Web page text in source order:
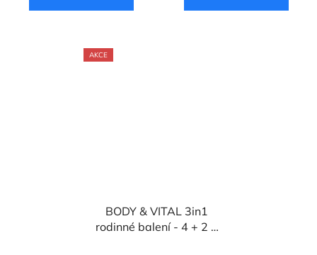
AKCE
BODY & VITAL 3in1
rodinné balení - 4 + 2 a